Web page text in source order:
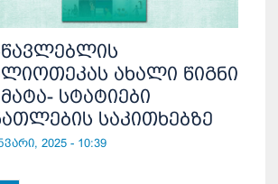
ახალი წიგნი
სტატიები
საკითხებზე
2025 - 10:39